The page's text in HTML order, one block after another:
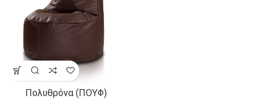
Πολυθρόνα (ΠΟΥΦ)